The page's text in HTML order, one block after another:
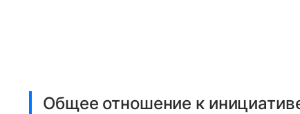
Общее отношение к